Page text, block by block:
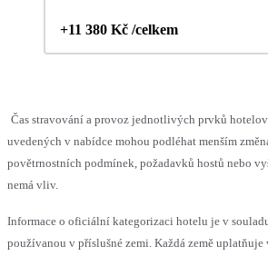
+11 380 Kč /celkem
Čas stravování a provoz jednotlivých prvků
uvedených v nabídce mohou podléhat menším
povětrnostních podmínek, požadavků hostů nebo
nemá vliv.
Informace o oficiální kategorizaci hotelu je v
používanou v příslušné zemi. Každá země